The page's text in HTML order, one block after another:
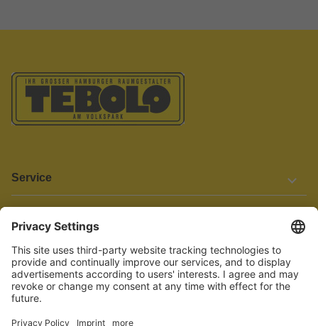
Service
Informationen
Barrierefreiheit
Wir bemühen uns, unsere Website barrierefrei zu gestalten.
Einige Inhalte und Funktionen sind derzeit jedoch noch nicht
vollständig zugänglich. Wenn Sie auf Barrieren stoßen oder Hilfe
benötigen, kontaktieren Sie uns bitte unter service[at]knutzen.de.